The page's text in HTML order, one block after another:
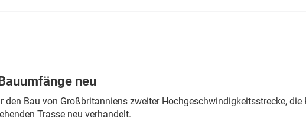
neu
Bau von Großbritanniens zweiter Hochgeschwindigkeitsstrecke, die
Trasse neu verhandelt.